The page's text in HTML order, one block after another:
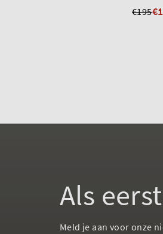
€195
Als
Meld je aan voor onze